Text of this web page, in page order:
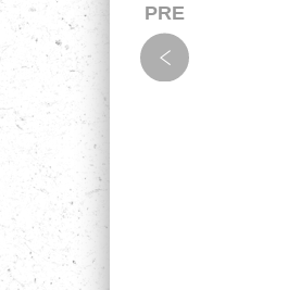
怎
事情